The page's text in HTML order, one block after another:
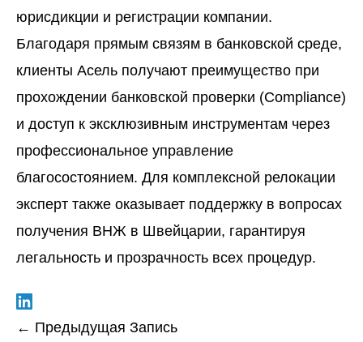
юрисдикции и регистрации компании.
Благодаря прямым связям в банковской среде,
клиенты Асель получают преимущество при
прохождении банковской проверки (Compliance)
и доступ к эксклюзивным инструментам через
профессиональное управление
благосостоянием. Для комплексной релокации
эксперт также оказывает поддержку в вопросах
получения ВНЖ в Швейцарии, гарантируя
легальность и прозрачность всех процедур.
← Предыдущая Запись